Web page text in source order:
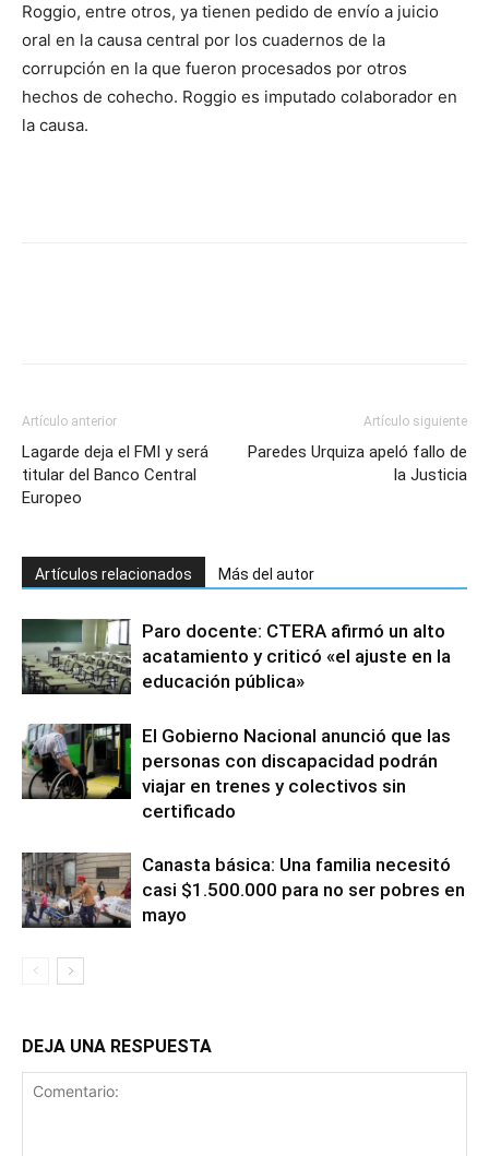
Roggio, entre otros, ya tienen pedido de envío a juicio
oral en la causa central por los cuadernos de la
corrupción en la que fueron procesados por otros
hechos de cohecho. Roggio es imputado colaborador en
la causa.
Artículo anterior
Lagarde deja el FMI y será
titular del Banco Central
Europeo
Artículo siguiente
Paredes Urquiza apeló fallo de
la Justicia
Artículos relacionados Más del autor
Paro docente: CTERA afirmó un alto
acatamiento y criticó «el ajuste en la
educación pública»
El Gobierno Nacional anunció que las
personas con discapacidad podrán
viajar en trenes y colectivos sin
certificado
Canasta básica: Una familia necesitó
casi $1.500.000 para no ser pobres en
mayo
DEJA UNA RESPUESTA